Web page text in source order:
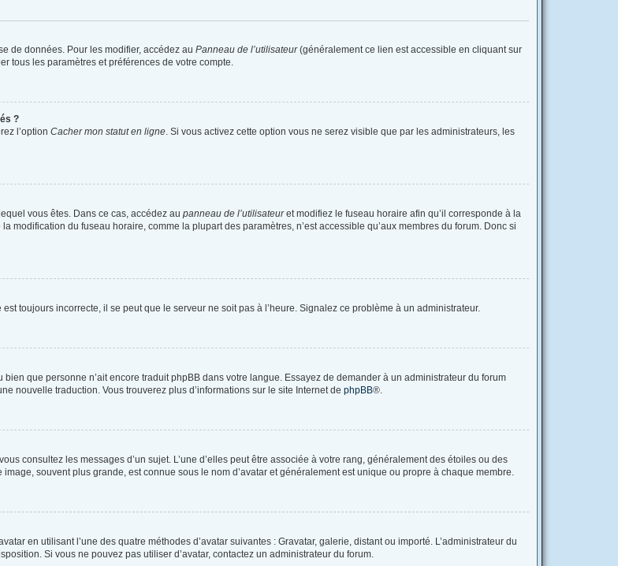
de données. Pour les modifier, accédez au Panneau de l’utilisateur(généralement ce lien est accessible en cliquant sur
tous les paramètres et préférences de votre compte.
?
l’option Cacher mon statut en ligne . Si vous activez cette option vous ne serez visible que par les administrateurs, les
vous êtes. Dans ce cas, accédez au panneau de l’utilisateuret modifiez le fuseau horaire afin qu’il corresponde à la
modification du fuseau horaire, comme la plupart des paramètres, n’est accessible qu’aux membres du forum. Donc si
toujours incorrecte, il se peut que le serveur ne soit pas à l’heure. Signalez ce problème à un administrateur.
que personne n’ait encore traduit phpBB dans votre langue. Essayez de demander à un administrateur du forum
nouvelle traduction. Vous trouverez plus d’informations sur le site Internet de phpBB®.
consultez les messages d’un sujet. L’une d’elles peut être associée à votre rang, généralement des étoiles ou des
souvent plus grande, est connue sous le nom d’avatar et généralement est unique ou propre à chaque membre.
en utilisant l’une des quatre méthodes d’avatar suivantes : Gravatar, galerie, distant ou importé. L’administrateur du
Si vous ne pouvez pas utiliser d’avatar, contactez un administrateur du forum.